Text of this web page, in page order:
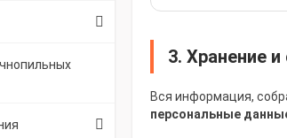
3. Хранение
Вся информация,
персональные